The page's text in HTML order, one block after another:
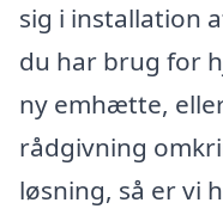
sig i installation
du har brug for
ny emhætte,
rådgivning
løsning, så er vi